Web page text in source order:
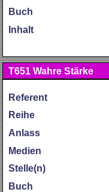
Buch
Inhalt
T651 Wahre Stärke
Referent
Reihe
Anlass
Medien
Stelle(n)
Buch